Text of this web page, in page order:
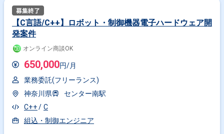
【C言語/C++】ロボット・制御機器電子ハードウェア開
発案件
オンライン商談OK
650,000円/月
業務委託(フリーランス)
神奈川県
センター南駅
C++
C
組込・制御エンジニア